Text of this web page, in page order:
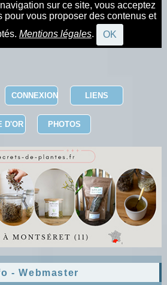
sur ce site, vous acceptez
pour vous proposer des contenus et
Mentions légales. OK
CONNEXION LIENS
D'OR PHOTOS
- Webmaster